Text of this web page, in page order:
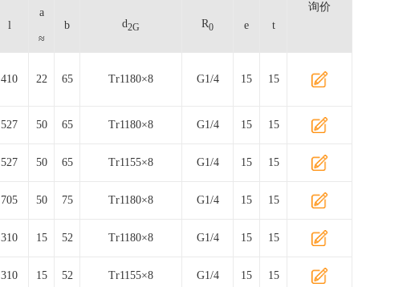
询价
l
a
≈
b d2G R0 e t
410 22 65 Tr1180×8 G1/4 15 15
527 50 65 Tr1180×8 G1/4 15 15
527 50 65 Tr1155×8 G1/4 15 15
705 50 75 Tr1180×8 G1/4 15 15
310 15 52 Tr1180×8 G1/4 15 15
310 15 52 Tr1155×8 G1/4 15 15